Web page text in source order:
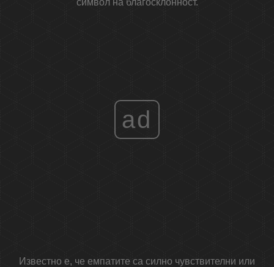
ad
Известно е, че емпатите са силно чувствителни или